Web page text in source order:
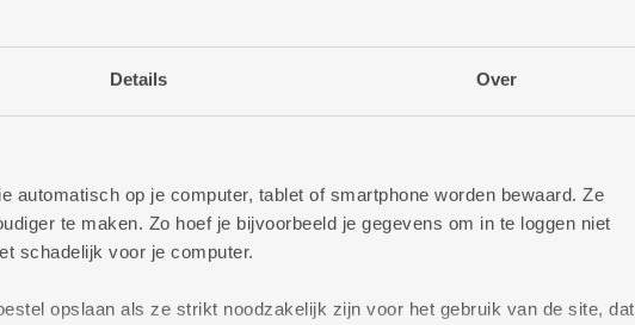
Details Over
automatisch op je computer, tablet of smartphone worden bewaard. Ze
te maken. Zo hoef je bijvoorbeeld je gegevens om in te loggen niet
schadelijk voor je computer.
opslaan als ze strikt noodzakelijk zijn voor het gebruik van de site, dat